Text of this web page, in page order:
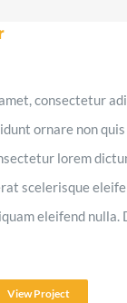
consectetur
ornare non
lorem
scelerisque
eleifend nulla.
View Project